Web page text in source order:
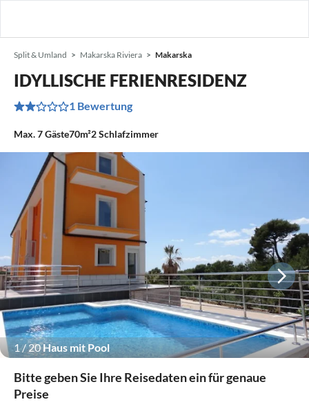
Split & Umland Makarska Riviera Makarska
IDYLLISCHE FERIENRESIDENZ
1 Bewertung
Max.7Gäste70m²2Schlafzimmer
1/20Haus mit Pool
Bitte geben Sie Ihre Reisedaten ein für genaue
Preise